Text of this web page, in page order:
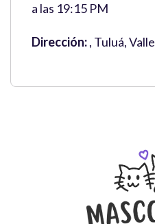
a las 19:15 PM
Dirección:, Tuluá, Valle